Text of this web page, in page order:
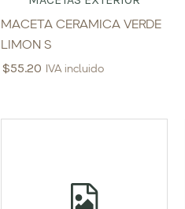
MACETA CERAMICA VERDE
LIMON S
$55.20 IVA incluido